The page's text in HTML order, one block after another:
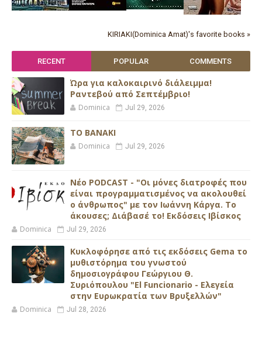
KIRIAKI(Dominica Amat)'s favorite books »
RECENT POPULAR COMMENTS
Ώρα για καλοκαιρινό διάλειμμα!
Ραντεβού από Σεπτέμβριο!
Dominica Jul 29, 2026
ΤΟ ΒΑΝΑΚΙ
Dominica Jul 29, 2026
Νέο PODCAST - "Οι μόνες διατροφές που
είναι προγραμματισμένος να ακολουθεί
ο άνθρωπος" με τον Ιωάννη Κάργα. Το
άκουσες; Διάβασέ το! Εκδόσεις Ιβίσκος
Dominica Jul 29, 2026
Κυκλοφόρησε από τις εκδόσεις Gema το
μυθιστόρημα του γνωστού
δημοσιογράφου Γεώργιου Θ.
Συριόπουλου "El Funcionario - Ελεγεία
στην Ευρωκρατία των Βρυξελλών"
Dominica Jul 28, 2026